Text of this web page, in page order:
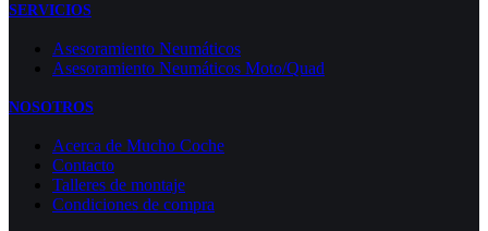
SERVICIOS
Asesoramiento Neumáticos
Asesoramiento Neumáticos Moto/Quad
NOSOTROS
Acerca de Mucho Coche
Contacto
Talleres de montaje
Condiciones de compra